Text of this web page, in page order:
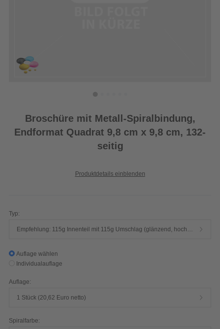
Broschüre mit Metall-Spiralbindung,
Endformat Quadrat 9,8 cm x 9,8 cm, 132-
seitig
Produktdetails einblenden
Typ:
Auflage wählen
Individualauflage
Auflage:
1 Stück (20,62 Euro netto)
Spiralfarbe: